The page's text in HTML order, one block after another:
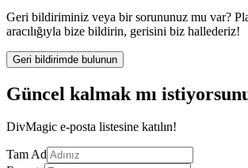
Geri bildiriminiz veya bir sorununuz mu var?
aracılığıyla bize bildirin, gerisini biz hallederiz!
Geri bildirimde bulunun
Güncel kalmak mı
DivMagic e-posta listesine katılın!
Tam Ad